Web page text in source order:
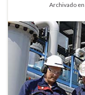
Archivado en